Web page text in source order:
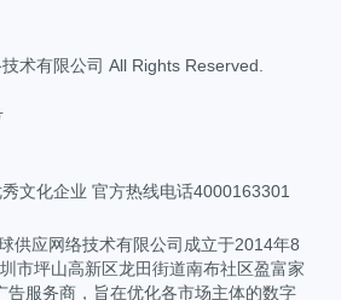
术有限公司 All Rights Reserved.
文化企业 官方热线电话4000163301
供应网络技术有限公司成立于2014年8
市坪山高新区龙田街道南布社区盈富家
告服务商，旨在优化各市场主体的数字